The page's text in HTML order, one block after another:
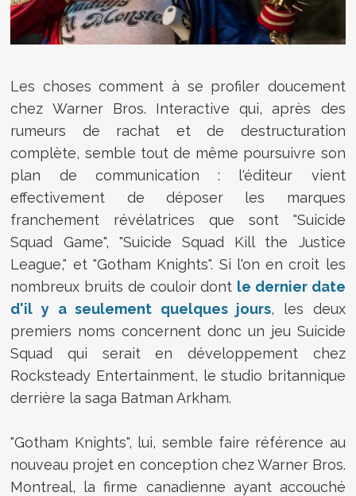
Les choses comment à se profiler doucement
chez Warner Bros. Interactive qui, après des
rumeurs de rachat et de destructuration
complète, semble tout de même poursuivre son
plan de communication : l'éditeur vient
effectivement de déposer les marques
franchement révélatrices que sont "Suicide
Squad Game", "Suicide Squad Kill the Justice
League," et "Gotham Knights". Si l'on en croit les
nombreux bruits de couloir dont le dernier date
d'il y a seulement quelques jours, les deux
premiers noms concernent donc un jeu Suicide
Squad qui serait en développement chez
Rocksteady Entertainment, le studio britannique
derrière la saga Batman Arkham.
"Gotham Knights", lui, semble faire référence au
nouveau projet en conception chez Warner Bros.
Montreal, la firme canadienne ayant accouché